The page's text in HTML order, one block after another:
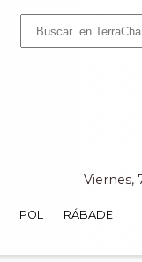
Viernes,
POL RÁBADE